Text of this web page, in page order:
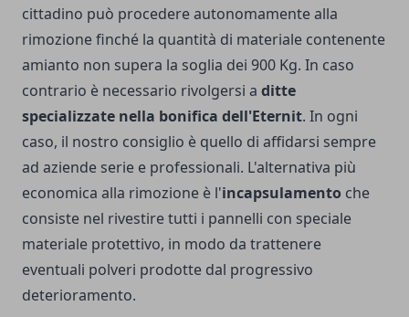
cittadino può procedere autonomamente alla
rimozione finché la quantità di materiale contenente
amianto non supera la soglia dei 900 Kg. In caso
contrario è necessario rivolgersi a ditte
specializzate nella bonifica dell'Eternit. In ogni
caso, il nostro consiglio è quello di affidarsi sempre
ad aziende serie e professionali. L'alternativa più
economica alla rimozione è l'incapsulamento che
consiste nel rivestire tutti i pannelli con speciale
materiale protettivo, in modo da trattenere
eventuali polveri prodotte dal progressivo
deterioramento.